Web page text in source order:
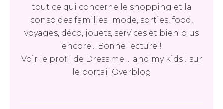
tout ce qui concerne le shopping et la
conso des familles : mode, sorties, food,
voyages, déco, jouets, services et bien plus
encore... Bonne lecture !
Voir le profil de Dress me ... and my kids ! sur
le portail Overblog